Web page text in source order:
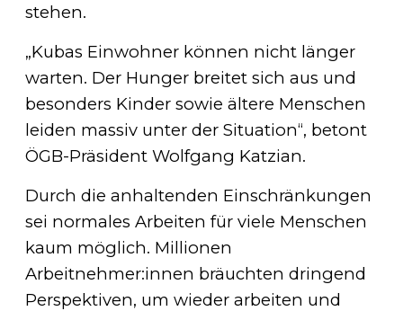
stehen.
„Kubas Einwohner können nicht länger
warten. Der Hunger breitet sich aus und
besonders Kinder sowie ältere Menschen
leiden massiv unter der Situation“, betont
ÖGB-Präsident Wolfgang Katzian.
Durch die anhaltenden Einschränkungen
sei normales Arbeiten für viele Menschen
kaum möglich. Millionen
Arbeitnehmer:innen bräuchten dringend
Perspektiven, um wieder arbeiten und